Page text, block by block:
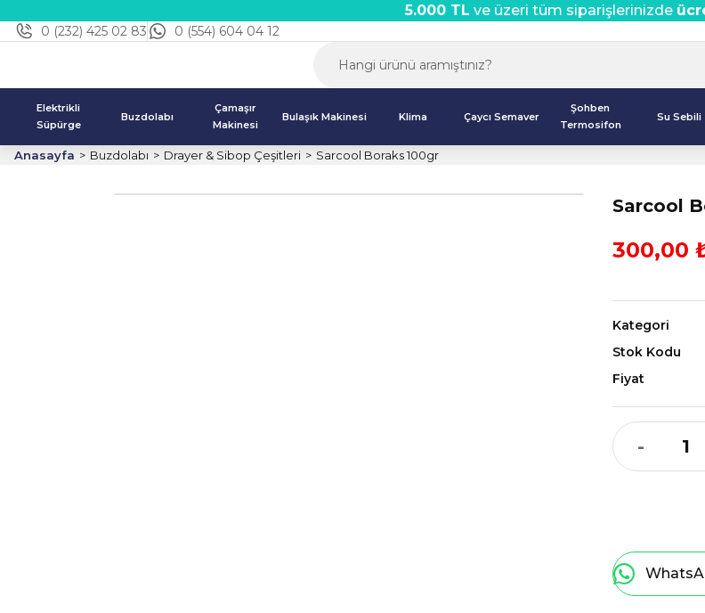
5.000 TL ve üzeri tüm siparişlerinizde
0 (232) 425 02 83 0 (554) 604 04 12
Elektrikli
Süpürge
Buzdolabı
Çamaşır
Makinesi
Bulaşık Makinesi Klima Çaycı Semaver
Şohben
Termosifon
Su Sebili
Anasayfa Buzdolabı Drayer & Sibop Çeşitleri Sarcool Boraks 100gr
Sarcool
300,00
Kategori
Stok Kodu
Fiyat
-